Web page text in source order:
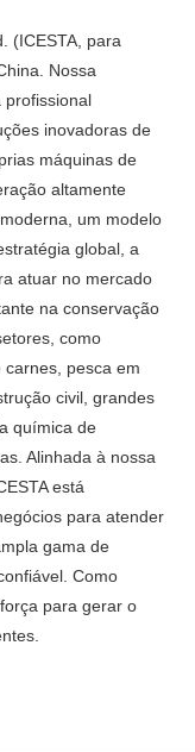
(ICESTA, para
Nossa
profissional
inovadoras de
máquinas de
altamente
um modelo
global, a
atuar no mercado
na conservação
como
pesca em
civil, grandes
química de
Alinhada à nossa
está
para atender
gama de
Como
para gerar o